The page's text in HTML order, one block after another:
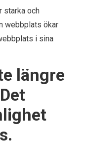
starka och
webbplats ökar
i sina
längre